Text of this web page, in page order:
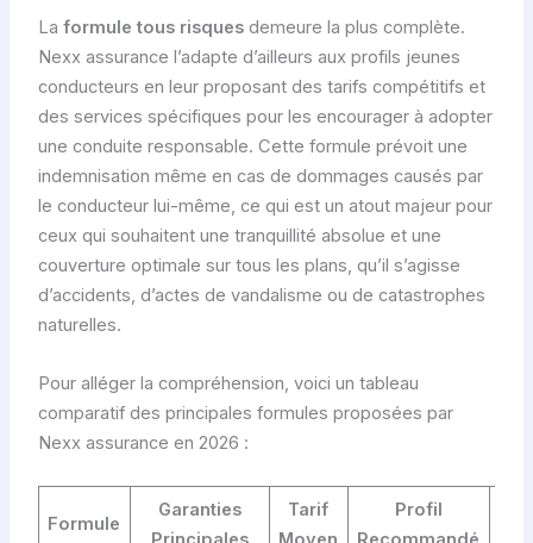
La formule tous risquesdemeure la plus complète.
Nexx assurance l’adapte d’ailleurs aux profils jeunes
conducteurs en leur proposant des tarifs compétitifs et
des services spécifiques pour les encourager à adopter
une conduite responsable. Cette formule prévoit une
indemnisation même en cas de dommages causés par
le conducteur lui-même, ce qui est un atout majeur pour
ceux qui souhaitent une tranquillité absolue et une
couverture optimale sur tous les plans, qu’il s’agisse
d’accidents, d’actes de vandalisme ou de catastrophes
naturelles.
Pour alléger la compréhension, voici un tableau
comparatif des principales formules proposées par
Nexx assurance en 2026 :
Formule
Garanties
Tarif
Profil